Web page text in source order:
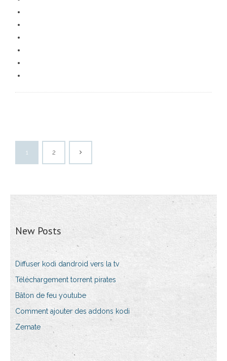
1 2
New Posts
Diffuser kodi dandroid vers la tv
Téléchargement torrent pirates
Bâton de feu youtube
Comment ajouter des addons kodi
Zemate